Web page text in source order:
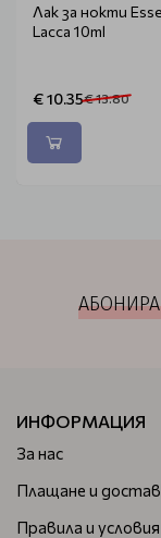
Лак за нокти
Lacca 10ml
€ 10.35€ 13.80
ИНФОРМАЦИЯ
За нас
Плащане и
Правила и